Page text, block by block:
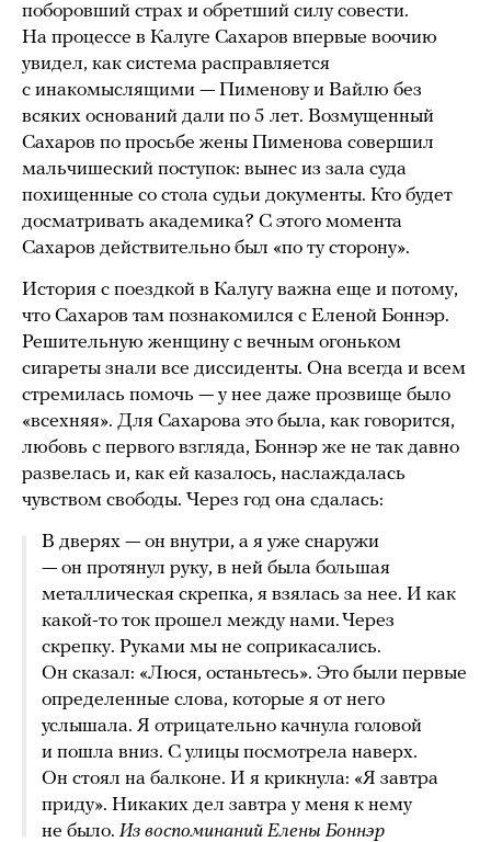
поборовший страх и обретший силу совести.
На процессе в Калуге Сахаров впервые воочию
увидел, как система расправляется
с инакомыслящими — Пименову и Вайлю без
всяких оснований дали по 5 лет. Возмущенный
Сахаров по просьбе жены Пименова совершил
мальчишеский поступок: вынес из зала суда
похищенные со стола судьи документы. Кто будет
досматривать академика? С этого момента
Сахаров действительно был «по ту сторону».
История с поездкой в Калугу важна еще и потому,
что Сахаров там познакомился с Еленой Боннэр.
Решительную женщину с вечным огоньком
сигареты знали все диссиденты. Она всегда и всем
стремилась помочь — у нее даже прозвище было
«всехняя». Для Сахарова это была, как говорится,
любовь с первого взгляда, Боннэр же не так давно
развелась и, как ей казалось, наслаждалась
чувством свободы. Через год она сдалась:
В дверях — он внутри, а я уже снаружи
— он протянул руку, в ней была большая
металлическая скрепка, я взялась за нее. И как
какой-то ток прошел между нами. Через
скрепку. Руками мы не соприкасались.
Он сказал: «Люся, останьтесь». Это были первые
определенные слова, которые я от него
услышала. Я отрицательно качнула головой
и пошла вниз. С улицы посмотрела наверх.
Он стоял на балконе. И я крикнула: «Я завтра
приду». Никаких дел завтра у меня к нему
не было. Из воспоминаний Елены Боннэр